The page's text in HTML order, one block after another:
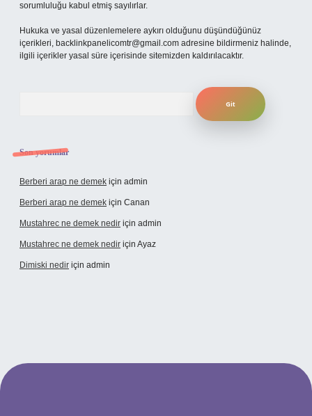
sorumluluğu kabul etmiş sayılırlar.
Hukuka ve yasal düzenlemelere aykırı olduğunu düşündüğünüz
içerikleri, backlinkpanelicomtr@gmail.com adresine bildirmeniz halinde,
ilgili içerikler yasal süre içerisinde sitemizden kaldırılacaktır.
Son yorumlar
Berberi arap ne demek için admin
Berberi arap ne demek için Canan
Mustahrec ne demek nedir için admin
Mustahrec ne demek nedir için Ayaz
Dimiski nedir için admin
adresi